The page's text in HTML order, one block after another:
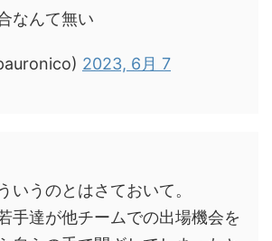
なんて無い
2023, 6月 7
いうのとはさておいて。
手達が他チームでの出場機会を